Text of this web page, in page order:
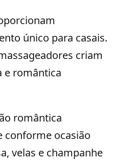
único para casais.
criam
e romântica
romântica
conforme ocasião
velas e champanhe